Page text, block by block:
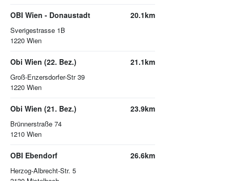
OBI Wien - Donaustadt
Sverigestrasse 1B
1220 Wien
20.1km
Obi Wien (22. Bez.)
Groß-Enzersdorfer-Str 39
1220 Wien
21.1km
Obi Wien (21. Bez.)
Brünnerstraße 74
1210 Wien
23.9km
OBI Ebendorf
Herzog-Albrecht-Str. 5
26.6km